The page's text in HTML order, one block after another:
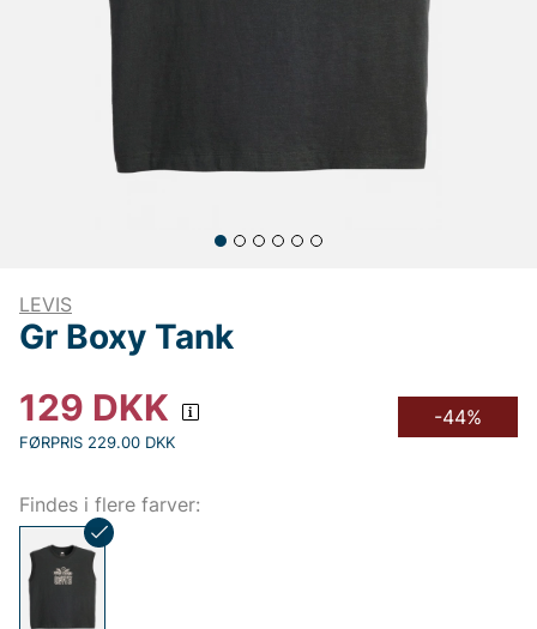
LEVIS
Gr Boxy Tank
129 DKK
FØRPRIS 229.00 DKK
-44%
Findes i flere farver: